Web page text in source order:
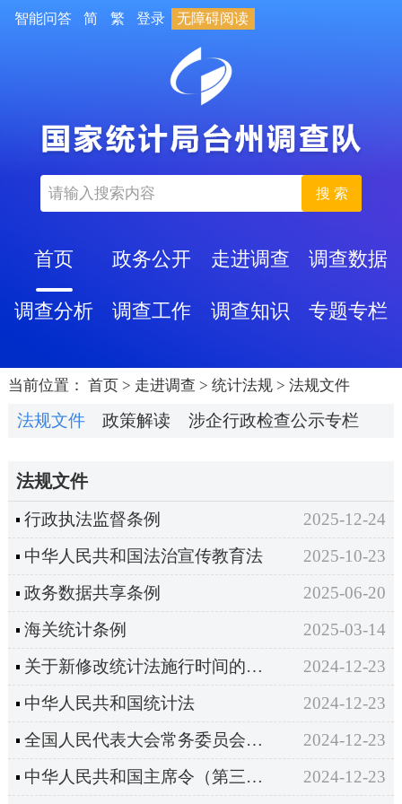
智能问答 简 繁 登录 无障碍阅读
搜 索
首页 政务公开 走进调查 调查数据
调查分析 调查工作 调查知识 专题专栏
当前位置： 首页 > 走进调查 > 统计法规 > 法规文件
法规文件 政策解读 涉企行政检查公示专栏
法规文件
行政执法监督条例
2025-12-24
中华人民共和国法治宣传教育法
2025-10-23
政务数据共享条例
2025-06-20
海关统计条例
2025-03-14
关于新修改统计法施行时间的说明
2024-12-23
中华人民共和国统计法
2024-12-23
全国人民代表大会常务委员会关于修改《中华人民共和国统计法》的决定
2024-12-23
中华人民共和国主席令（第三十一号）
2024-12-23